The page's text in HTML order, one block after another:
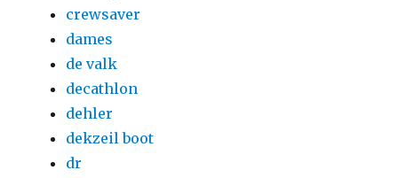
crewsaver
dames
de valk
decathlon
dehler
dekzeil boot
dr